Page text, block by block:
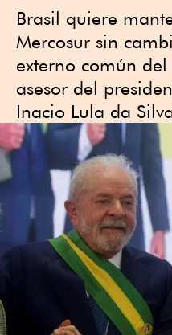
Brasil quiere
Mercosur sin
externo común
asesor del
Inacio Lula da